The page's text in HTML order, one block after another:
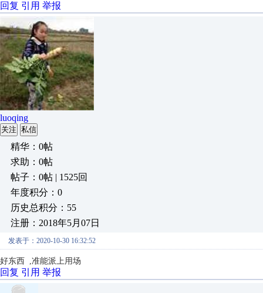
回复 引用 举报
luoqing
关注 私信
精华：0帖
求助：0帖
帖子：0帖 | 1525回
年度积分：0
历史总积分：55
注册：2018年5月07日
发表于：2020-10-30 16:32:52
好东西 ,准能派上用场
回复 引用 举报